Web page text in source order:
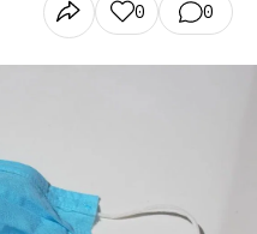
0 0